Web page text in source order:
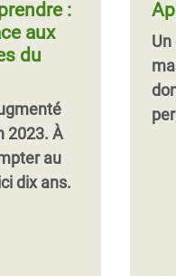
:
aux
du
2023. À
au
dix ans.